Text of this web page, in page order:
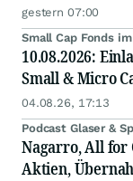
gestern 07:00
Small Cap Fonds
10.08.2026:
Small & Micro
04.08.26, 17:13
Podcast Glaser &
Nagarro, All for
Aktien,